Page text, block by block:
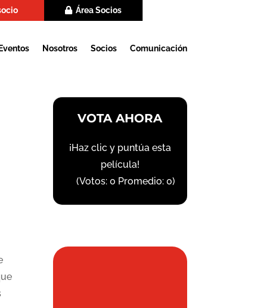
Área Socios
Eventos Nosotros Socios Comunicación
VOTA AHORA
¡Haz clic y puntúa esta
película!
(Votos:0 Promedio:0)